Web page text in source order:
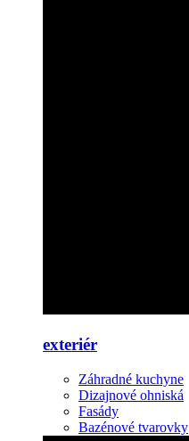
exteriér
Záhradné kuchyne
Dizajnové ohniská
Fasády
Bazénové tvarovky